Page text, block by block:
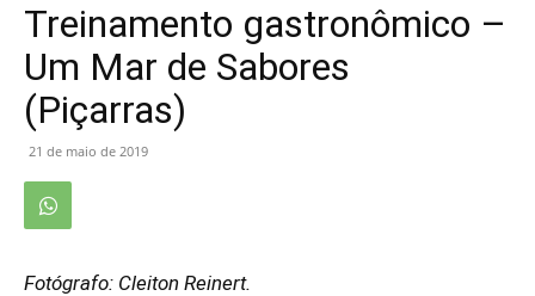
Treinamento gastronômico –
Um Mar de Sabores
(Piçarras)
21 de maio de 2019
Fotógrafo: Cleiton Reinert.